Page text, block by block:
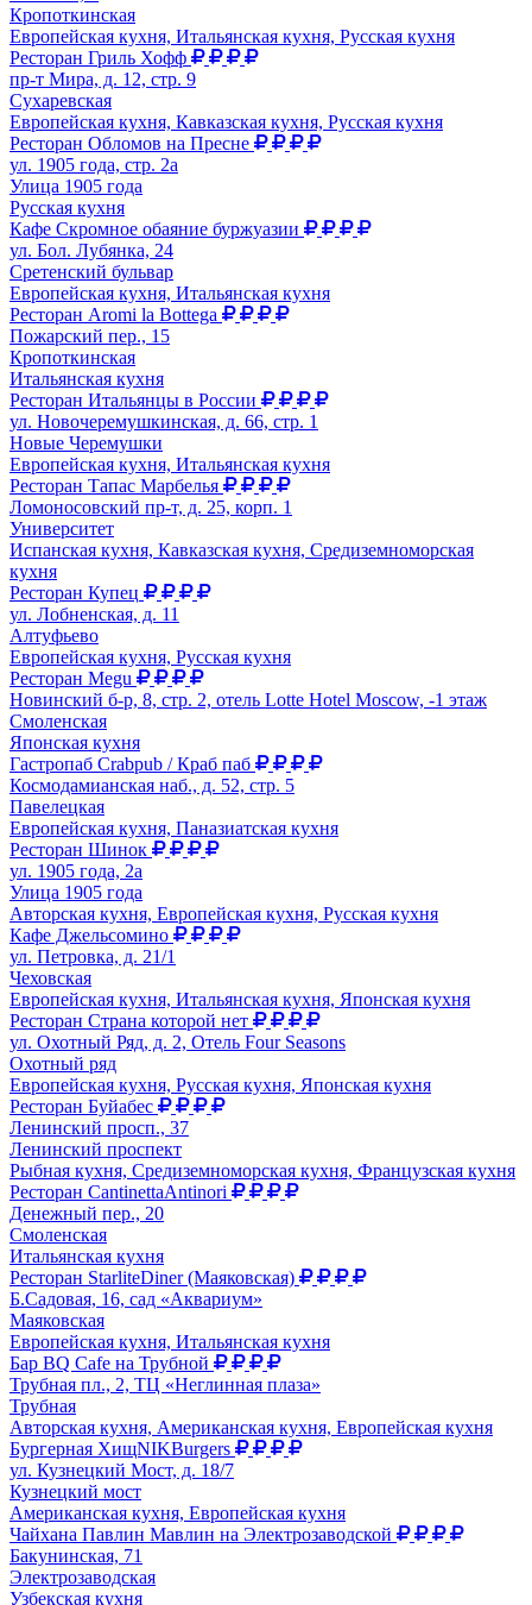
Кропоткинская
Европейская кухня, Итальянская кухня, Русская кухня
Ресторан Гриль Хофф
пр-т Мира, д. 12, стр. 9
Сухаревская
Европейская кухня, Кавказская кухня, Русская кухня
Ресторан Обломов на Пресне
ул. 1905 года, стр. 2а
Улица 1905 года
Русская кухня
Кафе Скромное обаяние буржуазии
ул. Бол. Лубянка, 24
Сретенский бульвар
Европейская кухня, Итальянская кухня
Ресторан Aromi la Bottega
Пожарский пер., 15
Кропоткинская
Итальянская кухня
Ресторан Итальянцы в России
ул. Новочеремушкинская, д. 66, стр. 1
Новые Черемушки
Европейская кухня, Итальянская кухня
Ресторан Тапас Марбелья
Ломоносовский пр-т, д. 25, корп. 1
Университет
Испанская кухня, Кавказская кухня, Средиземноморская
кухня
Ресторан Купец
ул. Лобненская, д. 11
Алтуфьево
Европейская кухня, Русская кухня
Ресторан Megu
Новинский б-р, 8, стр. 2, отель Lotte Hotel Moscow, -1 этаж
Смоленская
Японская кухня
Гастропаб Crabpub / Краб паб
Космодамианская наб., д. 52, стр. 5
Павелецкая
Европейская кухня, Паназиатская кухня
Ресторан Шинок
ул. 1905 года, 2а
Улица 1905 года
Авторская кухня, Европейская кухня, Русская кухня
Кафе Джельсомино
ул. Петровка, д. 21/1
Чеховская
Европейская кухня, Итальянская кухня, Японская кухня
Ресторан Страна которой нет
ул. Охотный Ряд, д. 2, Отель Four Seasons
Охотный ряд
Европейская кухня, Русская кухня, Японская кухня
Ресторан Буйабес
Ленинский просп., 37
Ленинский проспект
Рыбная кухня, Средиземноморская кухня, Французская кухня
Ресторан CantinettaAntinori
Денежный пер., 20
Смоленская
Итальянская кухня
Ресторан StarliteDiner (Маяковская)
Б.Садовая, 16, сад «Аквариум»
Маяковская
Европейская кухня, Итальянская кухня
Бар BQ Cafe на Трубной
Трубная пл., 2, ТЦ «Неглинная плаза»
Трубная
Авторская кухня, Американская кухня, Европейская кухня
Бургерная ХищNIKBurgers
ул. Кузнецкий Мост, д. 18/7
Кузнецкий мост
Американская кухня, Европейская кухня
Чайхана Павлин Мавлин на Электрозаводской
Бакунинская, 71
Электрозаводская
Узбекская кухня